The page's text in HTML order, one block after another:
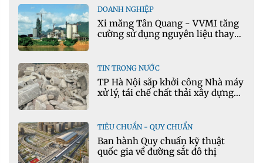
DOANH NGHIỆP
Xi măng Tân Quang - VVMI tăng
cường sử dụng nguyên liệu thay
TIN TRONG NƯỚC
TP Hà Nội sắp khởi công Nhà máy
xử lý, tái chế chất thải xây dựng
TIÊU CHUẨN - QUY CHUẨN
Ban hành Quy chuẩn kỹ thuật
quốc gia về đường sắt đô thị